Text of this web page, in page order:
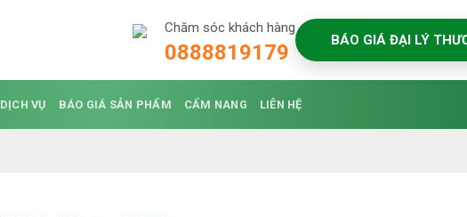
Chăm sóc khách hàng
0888819179 BÁO GIÁ ĐẠI LÝ
DỊCH VỤ BÁO GIÁ SẢN PHẨM CẨM NANG LIÊN HỆ